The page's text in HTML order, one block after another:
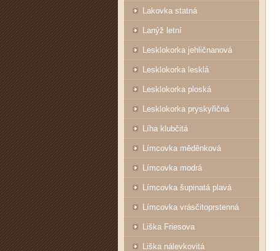
Lakovka statná
Lanýž letní
Lesklokorka jehličnanová
Lesklokorka lesklá
Lesklokorka ploská
Lesklokorka pryskyřičná
Líha klubčitá
Límcovka měděnková
Límcovka modrá
Límcovka šupinatá plavá
Límcovka vrásčitoprstenná
Liška Friesova
Liška nálevkovitá